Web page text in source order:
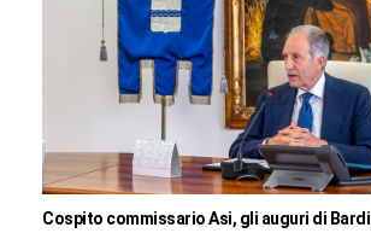
Cospito commissario Asi, gli auguri di Bardi